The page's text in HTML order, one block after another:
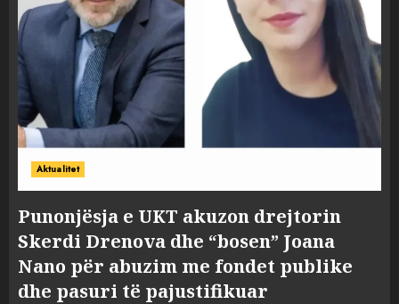
Aktualitet
Punonjësja e UKT akuzon drejtorin
Skerdi Drenova dhe “bosen” Joana
Nano për abuzim me fondet publike
dhe pasuri të pajustifikuar